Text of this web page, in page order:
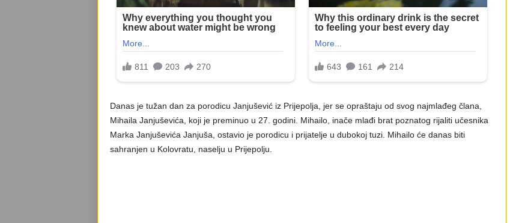
Danas je tužan dan za porodicu Janjušević iz Prijepolja, jer se opraštaju od svog najmlađeg člana,
Mihaila Janjuševića, koji je preminuo u 27. godini. Mihailo, inače mlađi brat poznatog rijaliti učesnika
Marka Janjuševića Janjuša, ostavio je porodicu i prijatelje u dubokoj tuzi. Mihailo će danas biti
sahranjen u Kolovratu, naselju u Prijepolju.